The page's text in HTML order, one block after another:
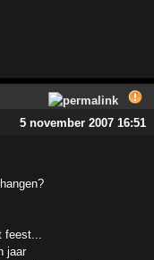
5 november 2007 16:51
jaar